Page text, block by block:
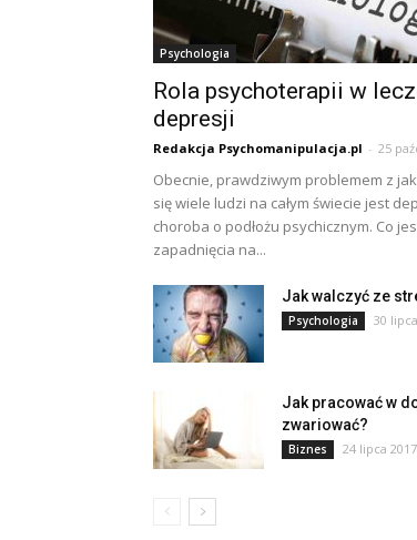
Psychologia
Rola psychoterapii w
depresji
Redakcja Psychomanipulacja.pl - 25
Obecnie, prawdziwym problemem z
się wiele ludzi na całym świecie jest
choroba o podłożu psychicznym. Co
zapadnięcia na...
Jak walczyć ze
Psychologia 30
Jak pracować w
zwariować?
Biznes 24 lipca 2017